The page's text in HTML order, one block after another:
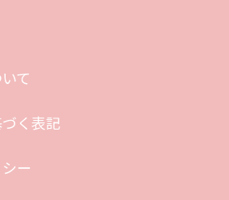
て
く表記
ー